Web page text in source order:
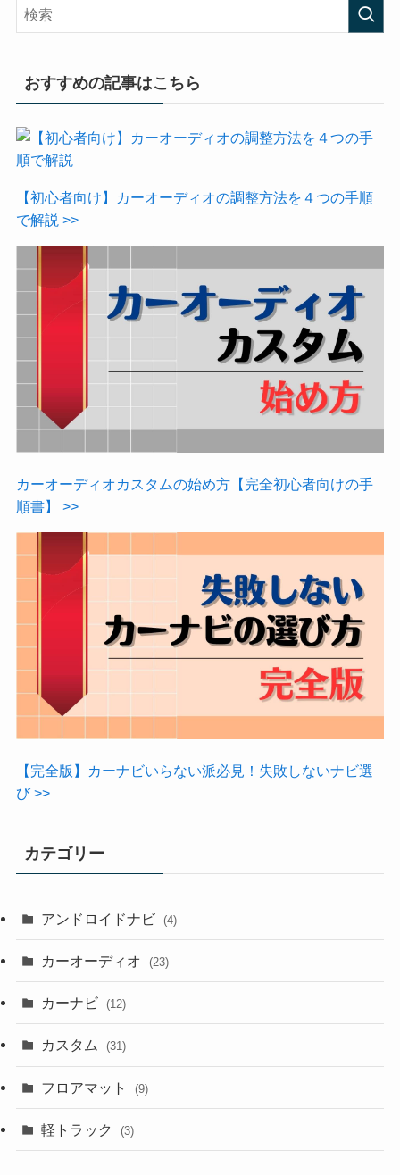
おすすめの記事はこちら
【初心者向け】カーオーディオの調整方法を４つの手順
で解説 >>
カーオーディオカスタムの始め方【完全初心者向けの手
順書】 >>
【完全版】カーナビいらない派必見！失敗しないナビ選
び >>
カテゴリー
アンドロイドナビ (4)
カーオーディオ (23)
カーナビ (12)
カスタム (31)
フロアマット (9)
軽トラック (3)